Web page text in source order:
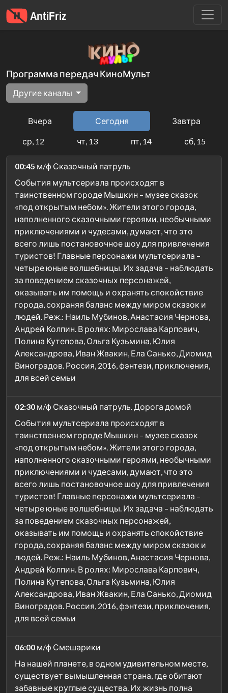
Программа передач КиноМульт
Другие каналы
Вчера Сегодня Завтра
ср, 12 чт, 13 пт, 14 сб, 15
00:45 м/ф Сказочный патруль
События мультсериала происходят в
таинственном городе Мышкин – музее сказок
«под открытым небом». Жители этого города,
наполненного сказочными героями, необычными
приключениями и чудесами, думают, что это
всего лишь постановочное шоу для привлечения
туристов! Главные персонажи мультсериала –
четыре юные волшебницы. Их задача – наблюдать
за поведением сказочных персонажей,
оказывать им помощь и охранять спокойствие
города, сохраняя баланс между миром сказок и
людей. Реж.: Наиль Мубинов, Анастасия Чернова,
Андрей Колпин. В ролях: Мирослава Карпович,
Полина Кутепова, Ольга Кузьмина, Юлия
Александрова, Иван Жвакин, Ела Санько, Диомид
Виноградов. Россия, 2016, фэнтези, приключения,
для всей семьи
02:30 м/ф Сказочный патруль. Дорога домой
События мультсериала происходят в
таинственном городе Мышкин – музее сказок
«под открытым небом». Жители этого города,
наполненного сказочными героями, необычными
приключениями и чудесами, думают, что это
всего лишь постановочное шоу для привлечения
туристов! Главные персонажи мультсериала –
четыре юные волшебницы. Их задача – наблюдать
за поведением сказочных персонажей,
оказывать им помощь и охранять спокойствие
города, сохраняя баланс между миром сказок и
людей. Реж.: Наиль Мубинов, Анастасия Чернова,
Андрей Колпин. В ролях: Мирослава Карпович,
Полина Кутепова, Ольга Кузьмина, Юлия
Александрова, Иван Жвакин, Ела Санько, Диомид
Виноградов. Россия, 2016, фэнтези, приключения,
для всей семьи
06:00 м/ф Смешарики
На нашей планете, в одном удивительном месте,
существует вымышленная страна, где обитают
забавные круглые существа. Их жизнь полна